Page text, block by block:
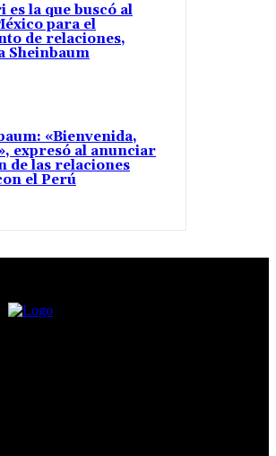
la que buscó al
para el
de relaciones,
Sheinbaum
«Bienvenida,
expresó al anunciar
de las relaciones
el Perú